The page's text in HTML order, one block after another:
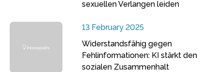
sexuellen Verlangen leiden
13 February 2025
Widerstandsfähig gegen
Fehlinformationen: KI stärkt den
sozialen Zusammenhalt